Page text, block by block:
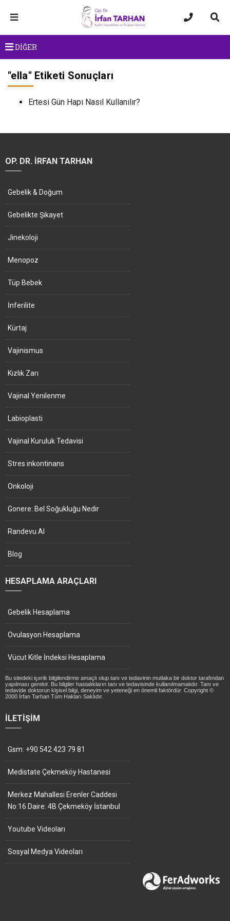
DİĞER
"ella" Etiketi Sonuçları
Ertesi Gün Hapı Nasıl Kullanılır?
OP. DR. İRFAN TARHAN
Gebelik & Doğum
Gebelikte Şikayet
Jinekoloji
Menopoz
Tüp Bebek
İnferilite
Kürtaj
Vajinismus
Kızlık Zarı
Vajinal Yenilenme
Labioplasti
Vajinal Kuruluk Tedavisi
Stres inkontinans
Onkoloji
Gonere: Bel Soğukluğu Nedir
Randevu Al
Blog
HESAPLAMA ARAÇLARI
Gebelik Hesaplama
Ovulasyon Hesaplama
Vücut Kitle İndeksi Hesaplama
Bu sitedeki içerik bilgilendirme amaçlı olup tanı ve tedavinin mutlaka bir doktor tarafından
yapılması gerekir. Bu bilgiler hastalıkların tanı ve tedavisinde kullanılmamalıdır. Tanı ve
tedavide doktorun kişisel bilgi, deneyim ve yeteneği en önemli faktördür. Copyright ©
2000 İrfan Tarhan Tüm Hakları Saklıdır.
İLETIŞIM
Gsm: +90 542 423 79 81
Medistate Çekmeköy Hastanesi
Merkez Mahallesi Erenler Caddesi
No:16 Daire: 4B Çekmeköy İstanbul
Youtube Videoları
Sosyal Medya Videoları